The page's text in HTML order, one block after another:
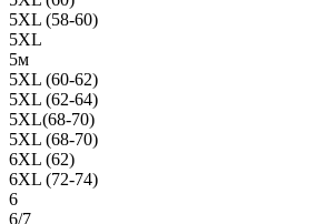
5XL (58-60)
5XL
5м
5XL (60-62)
5XL (62-64)
5XL(68-70)
5XL (68-70)
6XL (62)
6XL (72-74)
6
6/7